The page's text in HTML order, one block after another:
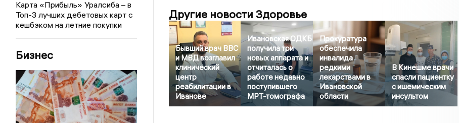
Карта «Прибыль» Уралсиба – в
Топ-3 лучших дебетовых карт с
кешбэком на летние покупки
Бизнес
Другие новости Здоровье
Бывший врач ВВС
и МВД возглавил
клинический
центр
реабилитации в
Иванове
Ивановская ОДКБ
получила три
новых аппарата и
отчиталась о
работе недавно
поступившего
МРТ-томографа
Прокуратура
обеспечила
инвалида
редкими
лекарствами в
Ивановской
области
В Кинешме врачи
спасли пациентку
с ишемическим
инсультом